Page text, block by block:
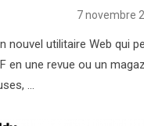
Posted
7 novembre
nouvel utilitaire Web qui
en une revue ou un
…